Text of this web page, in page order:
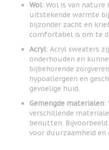
Wol: Wol is van nature
uitstekende warmte
bijzonder zacht en
comfortabel is om te
Acryl: Acryl sweaters
onderhouden en
bijbehorende
hypoallergeen en
gevoelige huid.
Gemengde materialen:
verschillende
benutten.
voor duurzaamheid